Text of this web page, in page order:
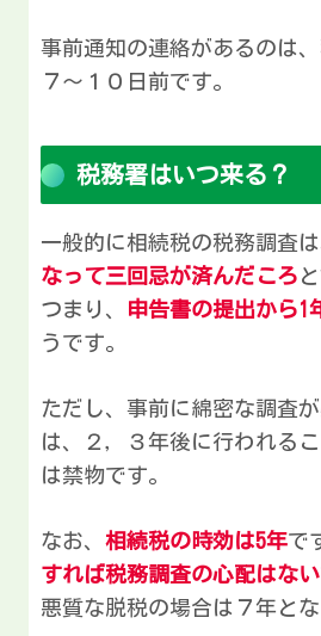
事前通知の連絡があるのは
７～１０日前です。
税務署はいつ来る？
一般的に相続税の税務調査は
なって三回忌が済んだころ
つまり、
申告書の提出から1
うです。
ただし、事前に綿密な調査
は、２，３年後に行われる
は禁物です。
なお、 相続税の時効は5年で
すれば税務調査の心配はない
悪質な脱税の場合は７年とな